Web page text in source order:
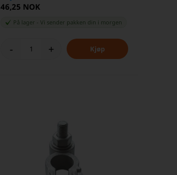
46,25 NOK
På lager -Vi sender pakken din i morgen
- +